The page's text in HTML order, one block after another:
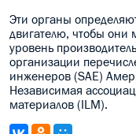
Эти органы
двигателю, чтобы они
уровень
организации
инженеров (SAE)
Независимая
материалов (ILM).